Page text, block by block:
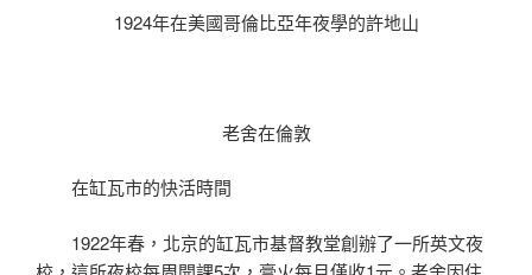
1924年在美國哥倫比亞年夜學的許地山
老舍在倫敦
在缸瓦市的快活時間
1922年春，北京的缸瓦市基督教堂創辦了一所英文夜